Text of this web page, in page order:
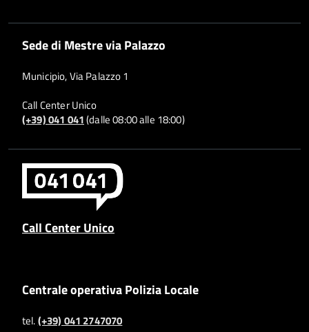
Sede di Mestre via Palazzo
Municipio, Via Palazzo 1
Call Center Unico
(+39) 041 041(dalle 08:00 alle 18:00)
Call Center Unico
Centrale operativa Polizia Locale
tel.(+39) 041 2747070